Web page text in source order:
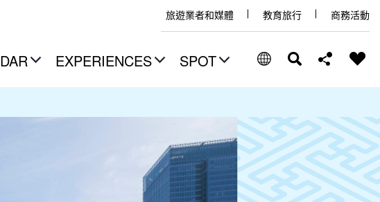
旅遊業者和媒體 教育旅行 商務活動
EXPERIENCES SPOT